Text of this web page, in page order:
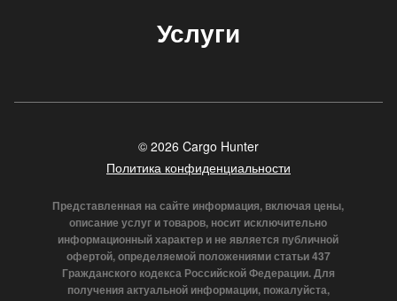
Услуги
© 2026 Cargo Hunter
Политика конфиденциальности
Представленная на сайте информация, включая цены,
описание услуг и товаров, носит исключительно
информационный характер и не является публичной
офертой, определяемой положениями статьи 437
Гражданского кодекса Российской Федерации. Для
получения актуальной информации, пожалуйста,